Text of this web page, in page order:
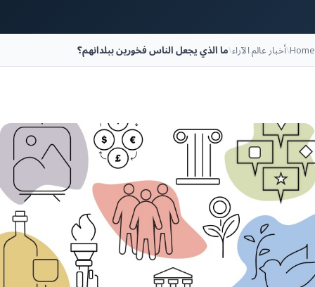
Home
\أخبار عالم الآراء\ما الذي يجعل الناس فخورين ببلدانهم؟